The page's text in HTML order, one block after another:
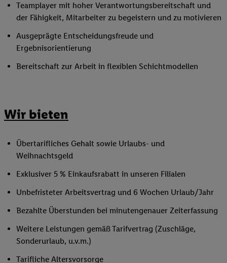
Teamplayer mit hoher Verantwortungsbereitschaft und
der Fähigkeit, Mitarbeiter zu begeistern und zu motivieren
Ausgeprägte Entscheidungsfreude und
Ergebnisorientierung
Bereitschaft zur Arbeit in flexiblen Schichtmodellen
Wir bieten
Übertarifliches Gehalt sowie Urlaubs- und
Weihnachtsgeld
Exklusiver 5 % Einkaufsrabatt in unseren Filialen
Unbefristeter Arbeitsvertrag und 6 Wochen Urlaub/Jahr
Bezahlte Überstunden bei minutengenauer Zeiterfassung
Weitere Leistungen gemäß Tarifvertrag (Zuschläge,
Sonderurlaub, u.v.m.)
Tarifliche Altersvorsorge